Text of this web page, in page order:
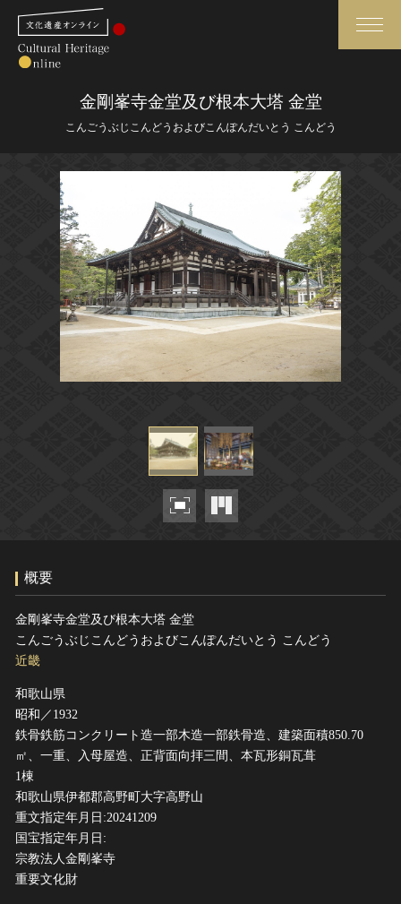
さらに詳細検索
さらに詳細検索
作品一覧
カテゴリで見る
世界遺産と無形文化遺産
全国の美術館・博物館
媒体資料・関連記事等
博物館、美術館の皆さまへ
文化庁よりご挨拶
今月のみどころ
お知らせ一覧
このサイトについて
関連サイトリンク
サイトマップ
サイトのご意見はこちら
文化遺産データベース
国指定文化財等データベース
金剛峯寺金堂及び根本大塔 金堂
こんごうぶじこんどうおよびこんぽんだいとう こんどう
概要
金剛峯寺金堂及び根本大塔 金堂
こんごうぶじこんどうおよびこんぽんだいとう こんどう
近畿
和歌山県
昭和／1932
鉄骨鉄筋コンクリート造一部木造一部鉄骨造、建築面積850.70
㎡、一重、入母屋造、正背面向拝三間、本瓦形銅瓦葺
1棟
和歌山県伊都郡高野町大字高野山
重文指定年月日:20241209
国宝指定年月日:
宗教法人金剛峯寺
重要文化財